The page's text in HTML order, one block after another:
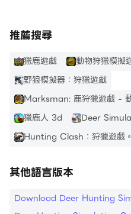
推薦搜尋
獵鹿遊戲 動物狩獵模擬
野狼模擬器：狩獵遊戲
Marksman: 鹿狩獵遊戲 -
獵鹿人 3d
Deer
Hunting Clash：狩獵遊戲
其他語言版本
Download Deer Hunting